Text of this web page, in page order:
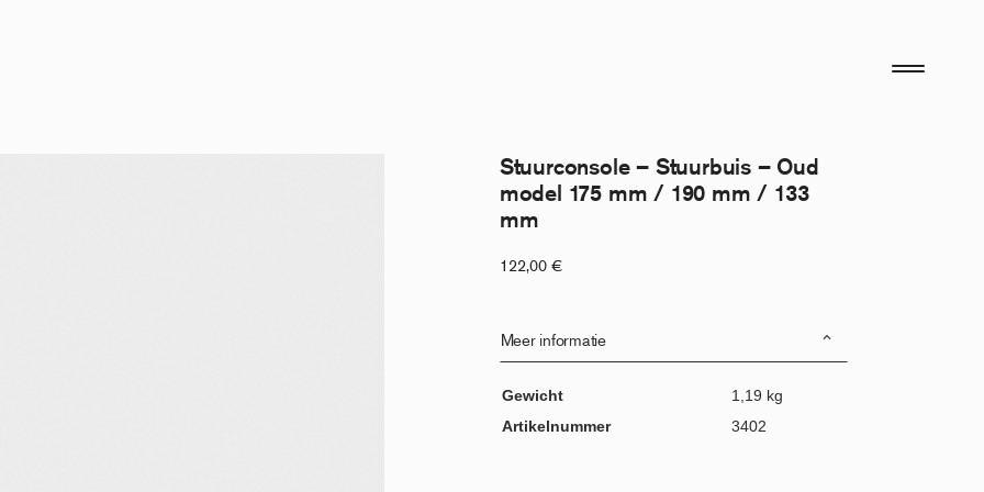
Stuurconsole – Stuurbuis – Oud
model 175 mm / 190 mm / 133
mm
122,00 €
Meer informatie
Gewicht
1,19 kg
Artikelnummer
3402